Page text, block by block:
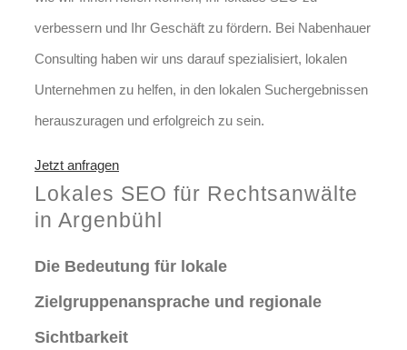
verbessern und Ihr Geschäft zu fördern. Bei Nabenhauer
Consulting haben wir uns darauf spezialisiert, lokalen
Unternehmen zu helfen, in den lokalen Suchergebnissen
herauszuragen und erfolgreich zu sein.
Jetzt anfragen
Lokales SEO für Rechtsanwälte
in Argenbühl
Die Bedeutung für lokale
Zielgruppenansprache und regionale
Sichtbarkeit